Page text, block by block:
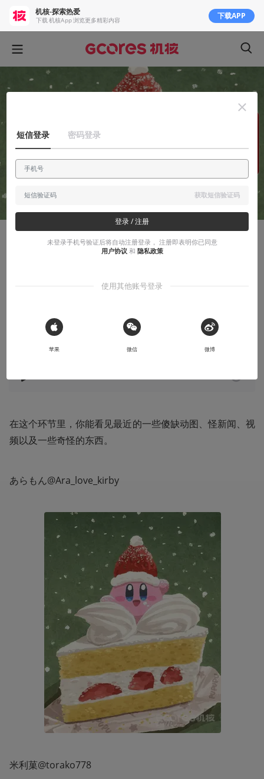
一些傻缺动图、新闻、视频以及一些奇怪的东西
大巴车司机
在这个环节里，你能看见最近的一些傻缺动图、怪新闻、视
频以及一些奇怪的东西。
あらもん@Ara_love_kirby
米利菓@torako778
机核-探索热爱
下载 机核App 浏览更多精彩内容 下载APP
短信登录 密码登录
获取短信验证码
登录 / 注册
未登录手机号验证后将自动注册登录， 注册即表明你已同意
用户协议 和 隐私政策
使用其他账号登录
 Sign in with Apple
苹果 微信 微博